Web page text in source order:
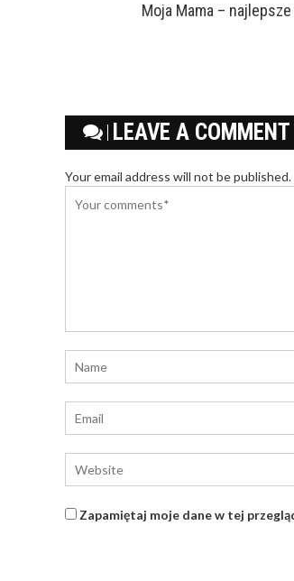
Moja Mama –
LEAVE A COMMENT
Your email address will not be
Zapamiętaj moje dane w tej